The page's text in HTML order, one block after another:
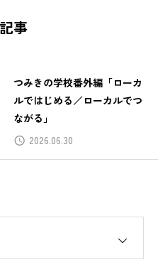
事
つみきの学校番外編「ローカ
ルではじめる／ローカルでつ
ながる」
2026.06.30